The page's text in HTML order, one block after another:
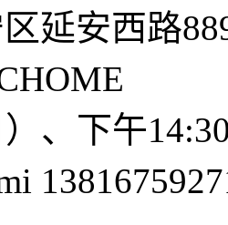
区延安西路
、下午